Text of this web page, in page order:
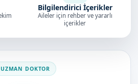
Bilgilendirici İçerikler
Aileler için rehber ve yararlı
içerikler